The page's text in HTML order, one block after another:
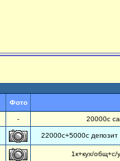
Фото
- 20000с
22000с+5000с депозит
1к+кух/